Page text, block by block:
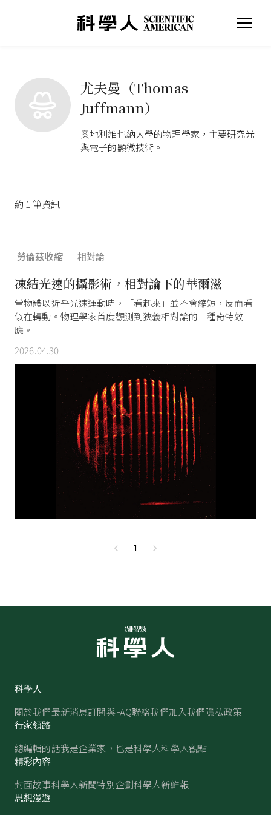
尤夫曼（Thomas
Juffmann）
奧地利維也納大學的物理學家，主要研究光
與電子的顯微技術。
約 1 筆資訊
勞倫茲收縮 相對論
凍結光速的攝影術，相對論下的華爾滋
當物體以近乎光速運動時，「看起來」並不會縮短，反而看
似在轉動。物理學家首度觀測到狹義相對論的一種奇特效
應。
2026.04.30
1
科學人
關於我們最新消息訂閱與FAQ聯絡我們加入我們隱私政策
行家領路
總編輯的話我是企業家，也是科學人科學人觀點
精彩內容
封面故事科學人新聞特別企劃科學人新鮮報
思想漫遊